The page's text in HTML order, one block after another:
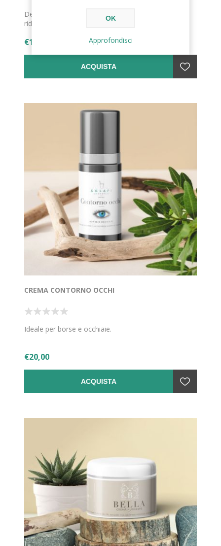
Deodorante a basa alcolica, agisce controllando e
riducendo la formazione di cattivi odori.
€12,00
ACQUISTA
CREMA CONTORNO OCCHI
Ideale per borse e occhiaie.
€20,00
ACQUISTA
OK
Approfondisci